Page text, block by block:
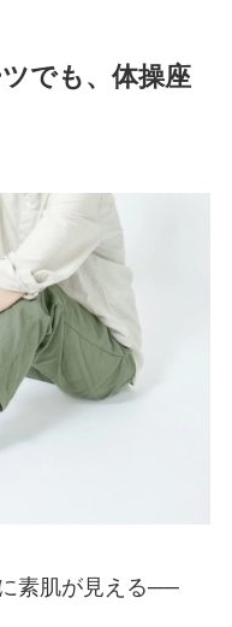
でも、体操座
素肌が見える──